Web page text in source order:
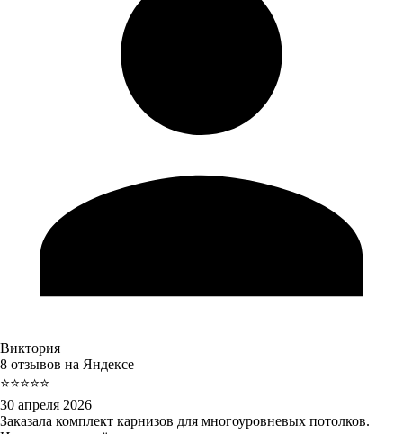
Виктория
8 отзывов на Яндексе
⭐⭐⭐⭐⭐
30 апреля 2026
Заказала комплект карнизов для многоуровневых потолков.